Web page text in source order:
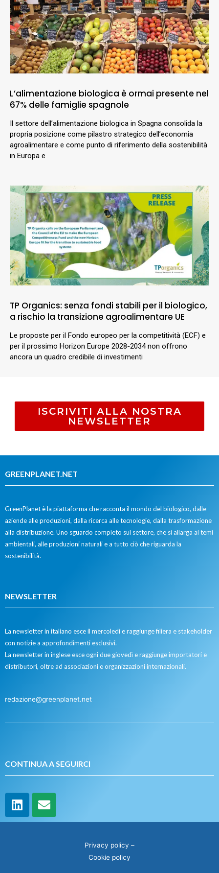
L’alimentazione biologica è ormai presente nel
67% delle famiglie spagnole
Il settore dell’alimentazione biologica in Spagna consolida la
propria posizione come pilastro strategico dell’economia
agroalimentare e come punto di riferimento della sostenibilità
in Europa e
TP Organics: senza fondi stabili per il biologico,
a rischio la transizione agroalimentare UE
Le proposte per il Fondo europeo per la competitività (ECF) e
per il prossimo Horizon Europe 2028-2034 non offrono
ancora un quadro credibile di investimenti
ISCRIVITI ALLA NOSTRA
NEWSLETTER
GREENPLANET.NET
GreenPlanet è la piattaforma che racconta il mondo del biologico, dalle
aziende alle produzioni, dalla ricerca alle tecnologie, dalla trasformazione
alla distribuzione. Uno sguardo completo sul settore, che si allarga ai temi
ambientali, alle produzioni naturali e a tutto ciò che riguarda la
sostenibilità.
NEWSLETTER
La newsletter in italiano esce il mercoledì e raggiunge filiera e stakeholder
con notizie a approfondimenti esclusivi.
La newsletter in inglese esce ogni due giovedì e raggiunge importatori e
distributori, oltre ad associazioni e organizzazioni internazionali.
redazione@greenplanet.net
CONTINUA A SEGUIRCI
Privacy policy –
Cookie policy